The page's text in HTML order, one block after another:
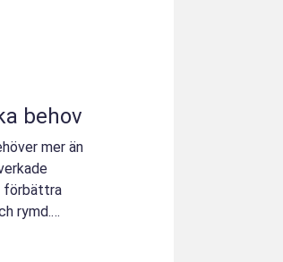
behov
mer än
förbättra
rymd.